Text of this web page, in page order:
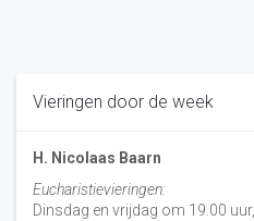
Vieringen door de week
H. Nicolaas Baarn
Eucharistievieringen:
Dinsdag en vrijdag om 19.00 uur,